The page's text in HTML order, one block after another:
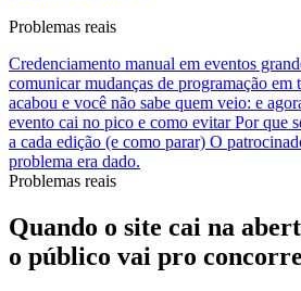
Problemas reais
Credenciamento manual em eventos
comunicar mudanças de programação em
acabou e você não sabe quem veio: e
evento cai no pico e como evitarPor que
a cada edição (e como parar) O
problema era dado.
Problemas reais
Quando o site cai na
o público vai pro